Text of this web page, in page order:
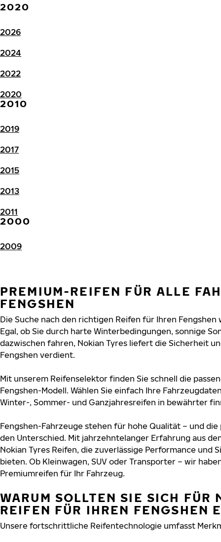
2020
2026
2024
2022
2020
2010
2019
2017
2015
2013
2011
2000
2009
PREMIUM-REIFEN FÜR ALLE
FENGSHEN
Die Suche nach den richtigen Reifen für Ihren Fengshen
Egal, ob Sie durch harte Winterbedingungen, sonnige
dazwischen fahren, Nokian Tyres liefert die Sicherheit
Fengshen verdient.
Mit unserem Reifenselektor finden Sie schnell die
Fengshen-Modell. Wählen Sie einfach Ihre
Winter-, Sommer- und Ganzjahresreifen in bewährter
Fengshen-Fahrzeuge stehen für hohe Qualität – und die
den Unterschied. Mit jahrzehntelanger Erfahrung aus
Nokian Tyres Reifen, die zuverlässige Performance und
bieten. Ob Kleinwagen, SUV oder Transporter – wir
Premiumreifen für Ihr Fahrzeug.
WARUM SOLLTEN SIE SICH FÜR
REIFEN FÜR IHREN FENGSHEN
Unsere fortschrittliche Reifentechnologie umfasst